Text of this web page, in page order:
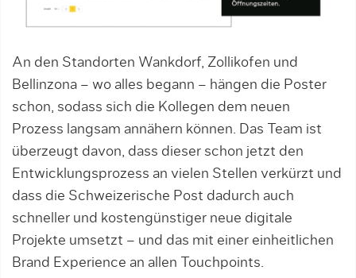
An den Standorten Wankdorf, Zollikofen und
Bellinzona – wo alles begann – hängen die Poster
schon, sodass sich die Kollegen dem neuen
Prozess langsam annähern können. Das Team ist
überzeugt davon, dass dieser schon jetzt den
Entwicklungsprozess an vielen Stellen verkürzt und
dass die Schweizerische Post dadurch auch
schnel­ler und kostengünstiger neue digitale
Projekte umsetzt – und das mit einer einheitlichen
Brand Experience an allen Touchpoints.